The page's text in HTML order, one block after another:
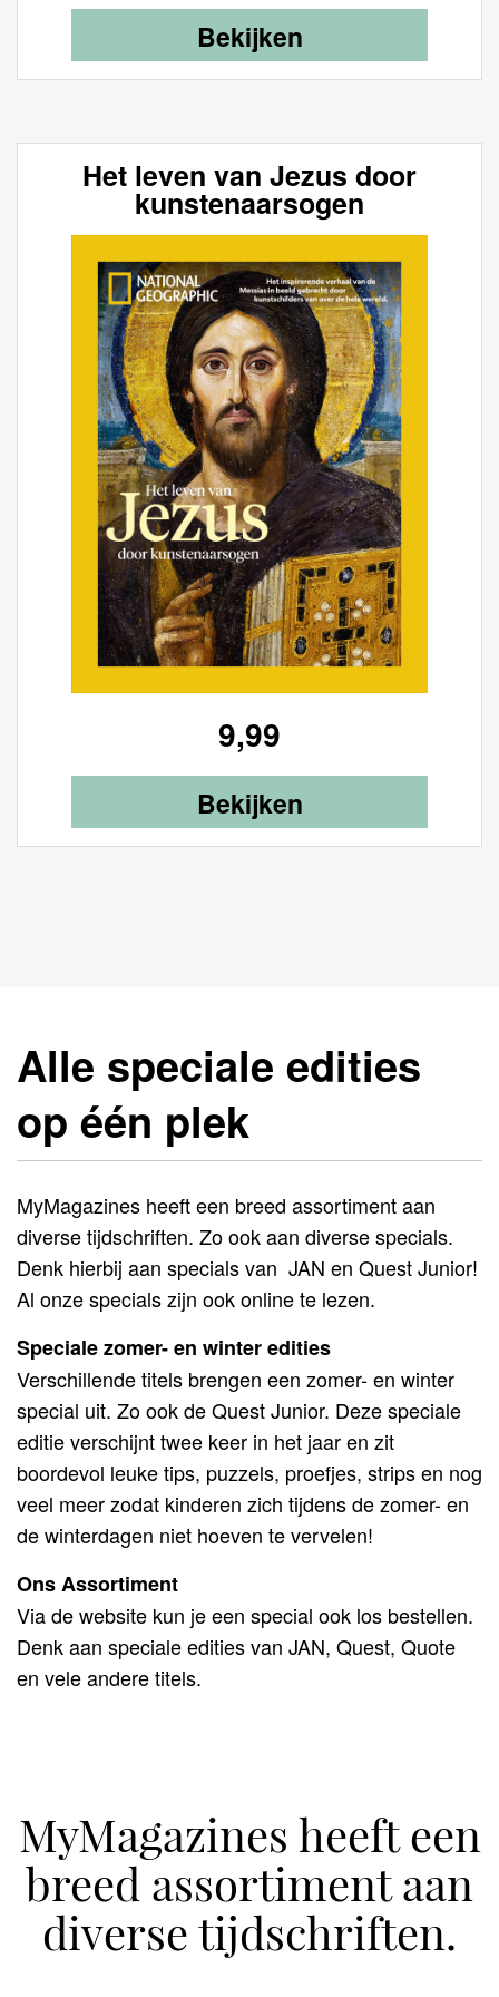
Bekijken
Het leven van Jezus door
kunstenaarsogen
9,99
Bekijken
Alle speciale edities
op één plek
MyMagazines heeft een breed assortiment aan
diverse tijdschriften. Zo ook aan diverse specials.
Denk hierbij aan specials van JAN en Quest Junior!
Al onze specials zijn ook online te lezen.
Speciale zomer- en winter edities
Verschillende titels brengen een zomer- en winter
special uit. Zo ook de Quest Junior. Deze speciale
editie verschijnt twee keer in het jaar en zit
boordevol leuke tips, puzzels, proefjes, strips en nog
veel meer zodat kinderen zich tijdens de zomer- en
de winterdagen niet hoeven te vervelen!
Ons Assortiment
Via de website kun je een special ook los bestellen.
Denk aan speciale edities van JAN, Quest, Quote
en vele andere titels.
MyMagazines heeft een
breed assortiment aan
diverse tijdschriften.